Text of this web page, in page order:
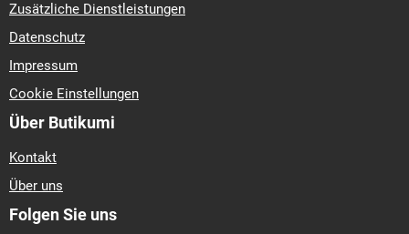
Zusätzliche Dienstleistungen
Datenschutz
Impressum
Cookie Einstellungen
Über Butikumi
Kontakt
Über uns
Folgen Sie uns